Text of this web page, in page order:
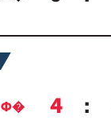
Ф� 4 :